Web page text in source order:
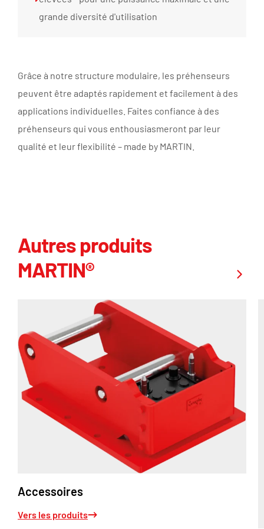
grande diversité d'utilisation
Grâce à notre structure modulaire, les préhenseurs
peuvent être adaptés rapidement et facilement à des
applications individuelles. Faites confiance à des
préhenseurs qui vous enthousiasmeront par leur
qualité et leur flexibilité – made by MARTIN.
Autres produits
MARTIN®
Accessoires
Vers les produits